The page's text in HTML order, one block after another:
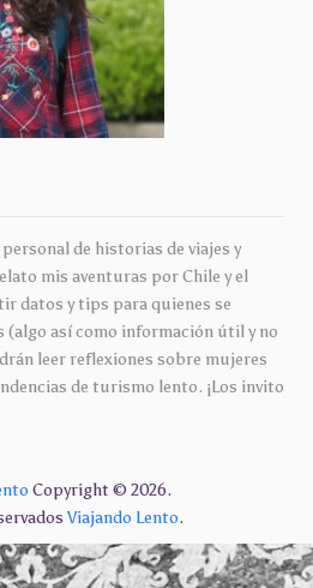
de historias de viajes y
mis aventuras por Chile y el
datos y tips para quienes se
(algo así como información útil y no
leer reflexiones sobre mujeres
de turismo lento. ¡Los invito
Copyright © 2026.
Viajando Lento.